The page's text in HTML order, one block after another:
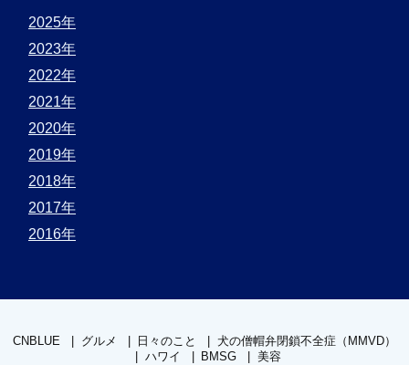
2025年
2023年
2022年
2021年
2020年
2019年
2018年
2017年
2016年
CNBLUE グルメ 日々のこと
犬の僧帽弁閉鎖不全症（MMVD）
ハワイ
BMSG 美容